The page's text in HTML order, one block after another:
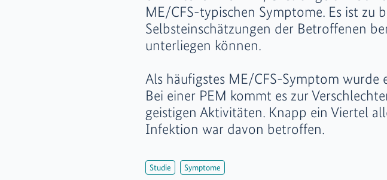
ME/CFS-typischen Symptome. Es ist zu
Selbsteinschätzungen der Betroffenen
unterliegen können.
Als häufigstes ME/CFS-Symptom wurde
Bei einer PEM kommt es zur
geistigen Aktivitäten. Knapp ein Viertel
Infektion war davon betroffen.
Studie Symptome